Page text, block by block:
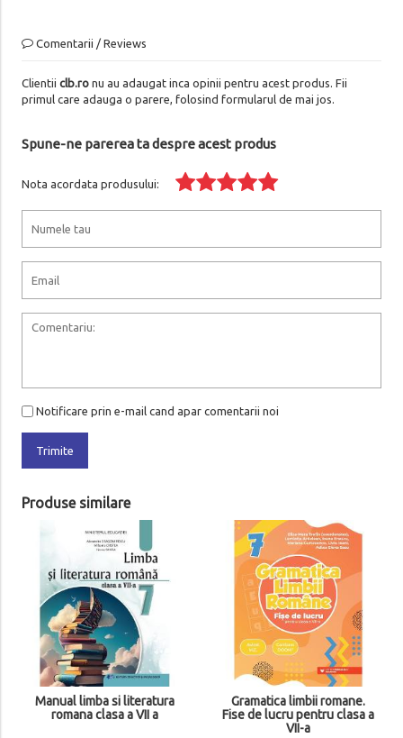
Comentarii / Reviews
Clientii clb.ronu au adaugat inca opinii pentru acest produs. Fii
primul care adauga o parere, folosind formularul de mai jos.
Spune-ne parerea ta despre acest produs
Nota acordata produsului:
Notificare prin e-mail cand apar comentarii noi
Trimite
Produse similare
Manual limba si literatura
romana clasa a VII a
Gramatica limbii romane.
Fise de lucru pentru clasa a
VII-a